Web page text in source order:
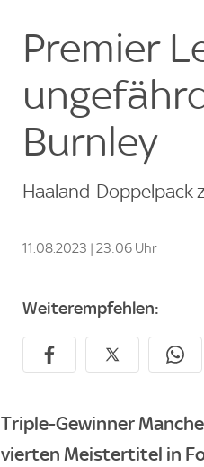
Premier
Burnley
Haaland-Doppelpack
11.08.2023 | 23:06 Uhr
Weiterempfehlen:
Triple-Gewinner
vierten Meistertitel in